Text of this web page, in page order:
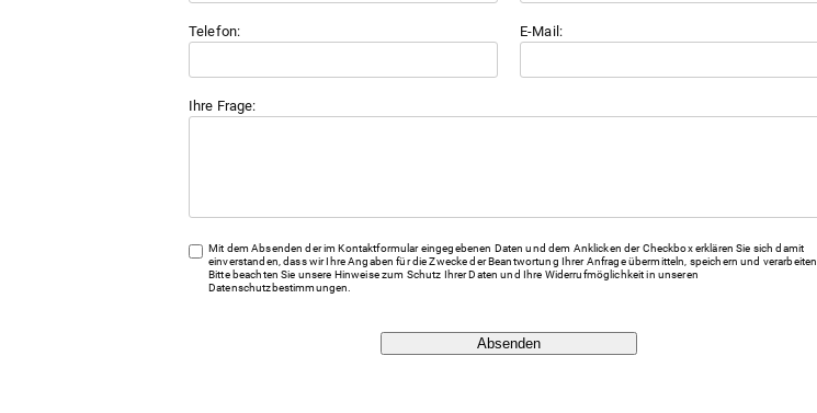
Telefon: E-Mail:
Ihre Frage:
Mit dem Absenden der im Kontaktformular eingegebenen Daten und dem Anklicken der Checkbox erklären Sie sich damit
einverstanden, dass wir Ihre Angaben für die Zwecke der Beantwortung Ihrer Anfrage übermitteln, speichern und verarbeiten.
Bitte beachten Sie unsere Hinweise zum Schutz Ihrer Daten und Ihre Widerrufmöglichkeit in unseren
Datenschutzbestimmungen
Absenden